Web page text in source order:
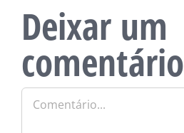
Deixar um
comentário
Comentário